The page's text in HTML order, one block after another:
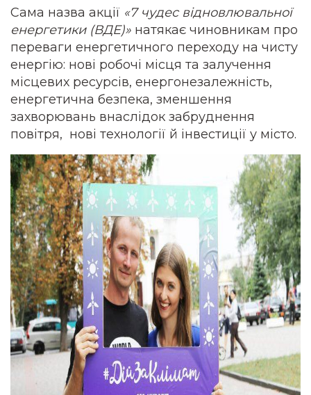
Сама назва акції «7 чудес відновлювальної
енергетики (ВДЕ)» натякає чиновникам про
переваги енергетичного переходу на чисту
енергію: нові робочі місця та залучення
місцевих ресурсів, енергонезалежність,
енергетична безпека, зменшення
захворювань внаслідок забруднення
повітря, нові технології й інвестиції у місто.